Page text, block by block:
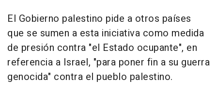
El Gobierno palestino pide a otros países
que se sumen a esta iniciativa como medida
de presión contra "el Estado ocupante", en
referencia a Israel, "para poner fin a su guerra
genocida" contra el pueblo palestino.